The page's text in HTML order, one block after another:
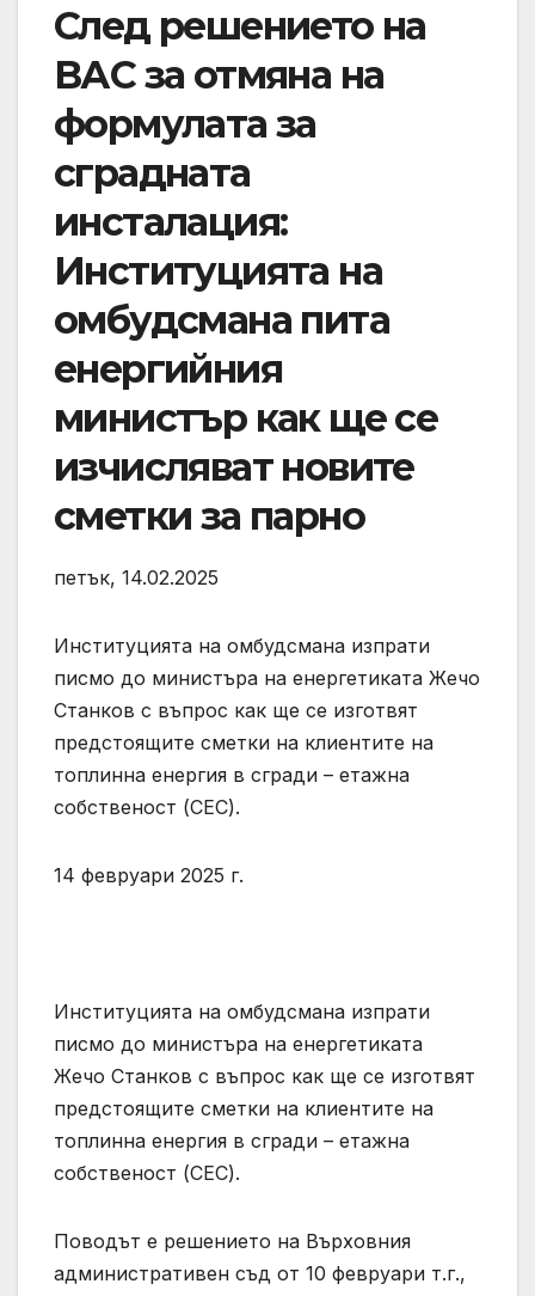
След решението на
ВАС за отмяна на
формулата за
сградната
инсталация:
Институцията на
омбудсмана пита
енергийния
министър как ще се
изчисляват новите
сметки за парно
петък, 14.02.2025
Институцията на омбудсмана изпрати
писмо до министъра на енергетиката Жечо
Станков с въпрос как ще се изготвят
предстоящите сметки на клиентите на
топлинна енергия в сгради – етажна
собственост (СЕС).
14 февруари 2025 г.
Институцията на омбудсмана изпрати
писмо до министъра на енергетиката
Жечо Станков с въпрос как ще се изготвят
предстоящите сметки на клиентите на
топлинна енергия в сгради – етажна
собственост (СЕС).
Поводът е решението на Върховния
административен съд от 10 февруари т.г.,